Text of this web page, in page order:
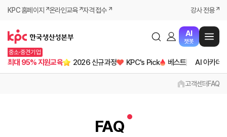
KPC 홈페이지 온라인교육 자격 접수 강사 전용
AI
챗봇
중소·중견기업
최대 95% 지원교육 2026 신규과정 KPC's Pick 베스트 AI 아카데
고객센터 FAQ
FAQ